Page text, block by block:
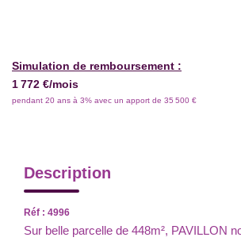
Simulation de remboursement :
1 772 €/mois
pendant 20 ans à 3% avec un apport de 35 500 €
Description
Réf : 4996
Sur belle parcelle de 448m², PAVILLON